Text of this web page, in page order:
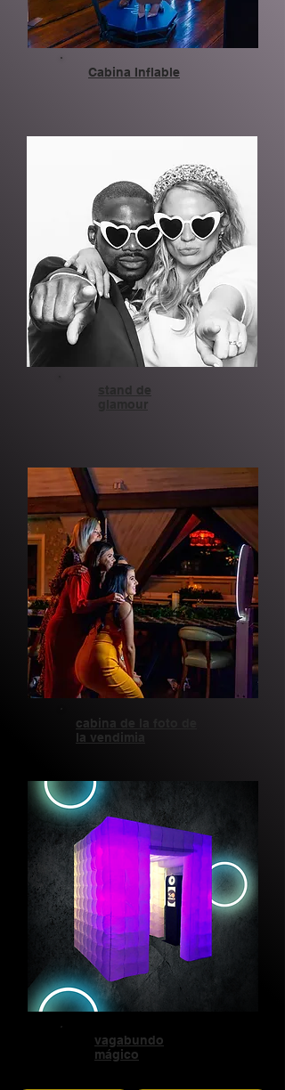
Cabina Inflable
stand de
glamour
cabina de la foto de
la vendimia
vagabundo
mágico